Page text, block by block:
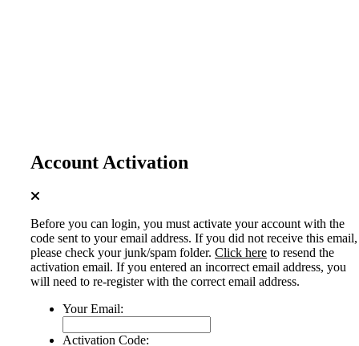
Account Activation
Before you can login, you must activate your account with the
code sent to your email address. If you did not receive this email,
please check your junk/spam folder. Click here to resend the
activation email. If you entered an incorrect email address, you
will need to re-register with the correct email address.
Your Email:
Activation Code: